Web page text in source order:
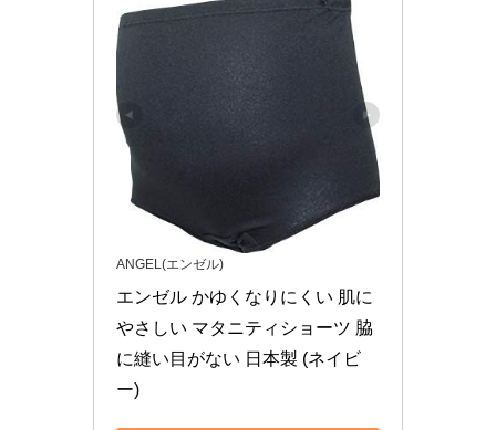
ANGEL(エンゼル)
エンゼル かゆくなりにくい 肌に
やさしい マタニティショーツ 脇
に縫い目がない 日本製 (ネイビ
ー)